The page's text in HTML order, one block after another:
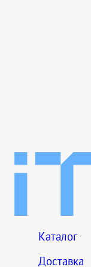
Каталог
Доставка